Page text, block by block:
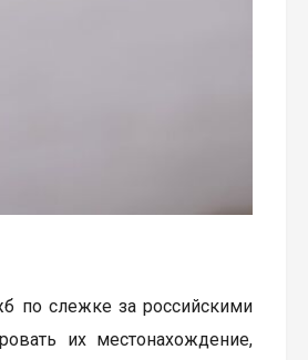
по слежке за российскими
их местонахождение,